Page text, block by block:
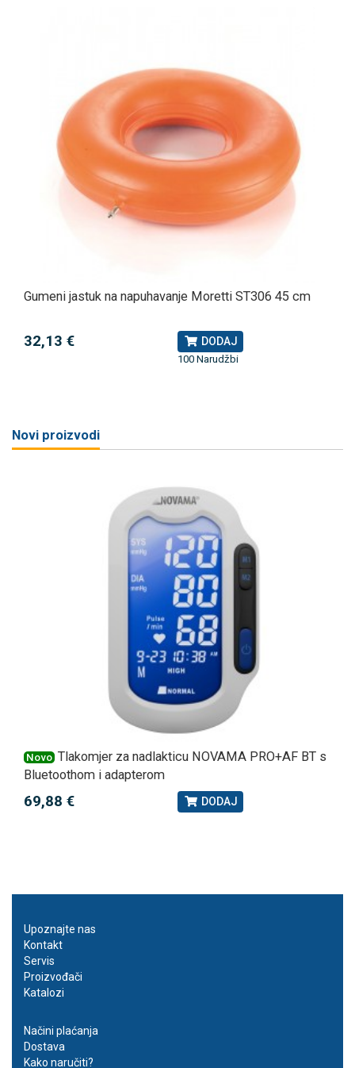
Gumeni jastuk na napuhavanje Moretti ST306 45 cm
32,13 € DODAJ
100 Narudžbi
Novi proizvodi
Novo Tlakomjer za nadlakticu NOVAMA PRO+AF BT s
Bluetoothom i adapterom
69,88 € DODAJ
Upoznajte nas
Kontakt
Servis
Proizvođači
Katalozi
Načini plaćanja
Dostava
Kako naručiti?